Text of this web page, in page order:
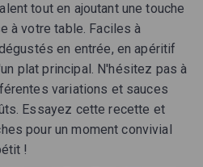
tout en ajoutant une touche
à votre table. Faciles à
en entrée, en apéritif
plat principal. N'hésitez pas à
variations et sauces
Essayez cette recette et
pour un moment convivial
!